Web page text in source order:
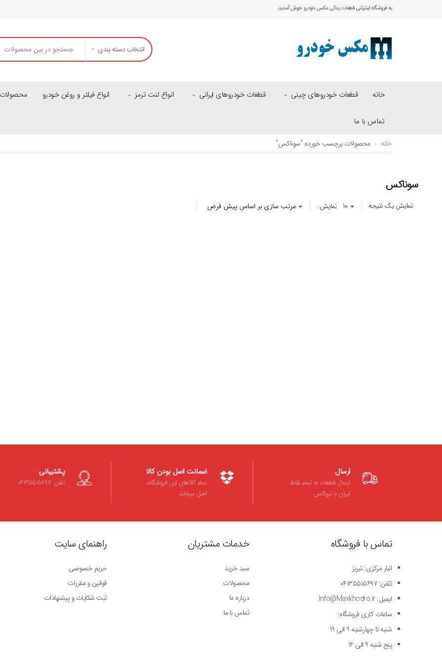
به فروشگاه اینترنتی قطعات یدکی مکس خودرو خوش آمدید.
انتخاب دسته بندی
خانه قطعات خودروهای چینی قطعات خودروهای ایرانی انواع لنت ترمز انواع فیلتر و روغن خودرو محصولات
تماس با ما
خانه محصولات برچسب خورده “سوناکس”
سوناکس
نمایش یک نتیجه نمایش:
پشتیبانی
تلفن: 04135515697
ضمانت اصل بودن کالا
تمام کالاهای این فروشگاه،
اصل میباشد
ارسال
ارسال قطعات به تمام نقاط
ایران با تیپاکس
راهنمای سایت
حریم خصوصی
قوانین و مقررات
ثبت شکایات و پیشنهادات
خدمات مشتریان
سبد خرید
محصولات
درباره ما
تماس با ما
تماس با فروشگاه
انبار مرکزی: تبریز
تلفن: ۰۴۱۳۵۵۱۵۶۹۷
ایمیل: Info@Maxkhodro.ir
ساعات کاری فروشگاه:
شنبه تا چهارشنبه 9 الی 19
پنج شنبه 9 الی 14